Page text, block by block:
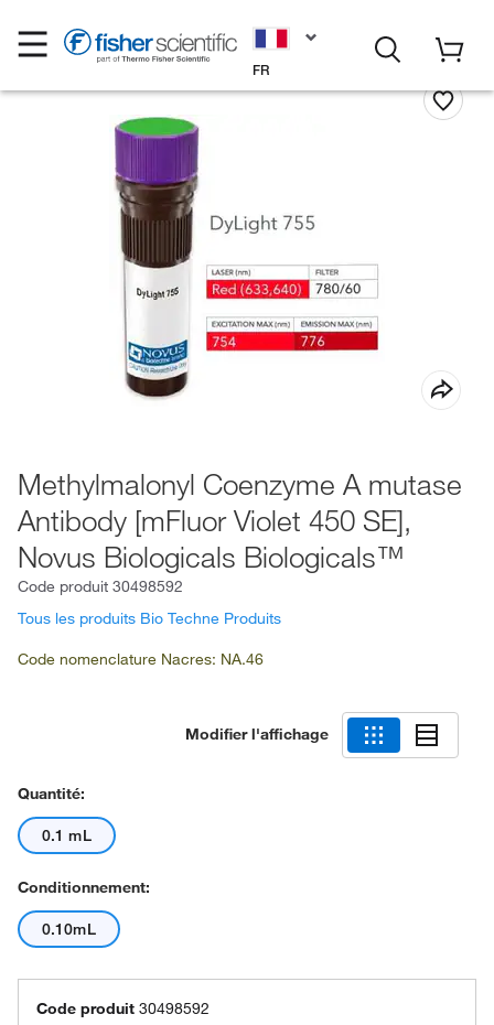
FR
Methylmalonyl Coenzyme A mutase
Antibody [mFluor Violet 450 SE],
Novus Biologicals Biologicals™
Code produit 30498592
Tous les produits Bio Techne Produits
Code nomenclature Nacres: NA.46
Modifier l'affichage
Quantité:
0.1 mL
Conditionnement:
0.10mL
Code produit 30498592